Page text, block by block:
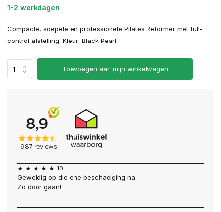
1-2 werkdagen
Compacte, soepele en professionele Pilates Reformer met full-
control afstelling. Kleur: Black Pearl.
Toevoegen aan mijn winkelwagen
★ ★ ★ ★ ★ 10
Geweldig op die ene beschadiging na
Zo door gaan!